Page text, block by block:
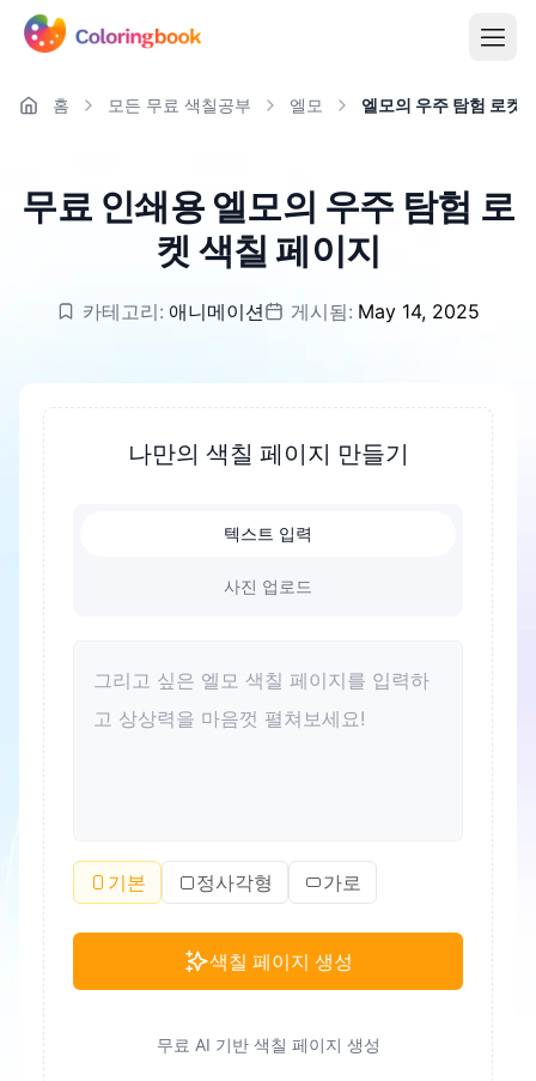
홈 모든 무료 색칠공부 엘모 엘모의 우주 탐험 로켓
무료 인쇄용 엘모의 우주 탐험 로
켓 색칠 페이지
카테고리: 애니메이션 게시됨: May 14, 2025
나만의 색칠 페이지 만들기
텍스트 입력
사진 업로드
기본 정사각형 가로
색칠 페이지 생성
무료 AI 기반 색칠 페이지 생성